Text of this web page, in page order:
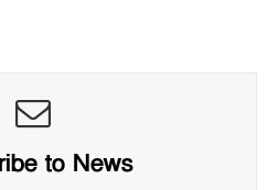
to News